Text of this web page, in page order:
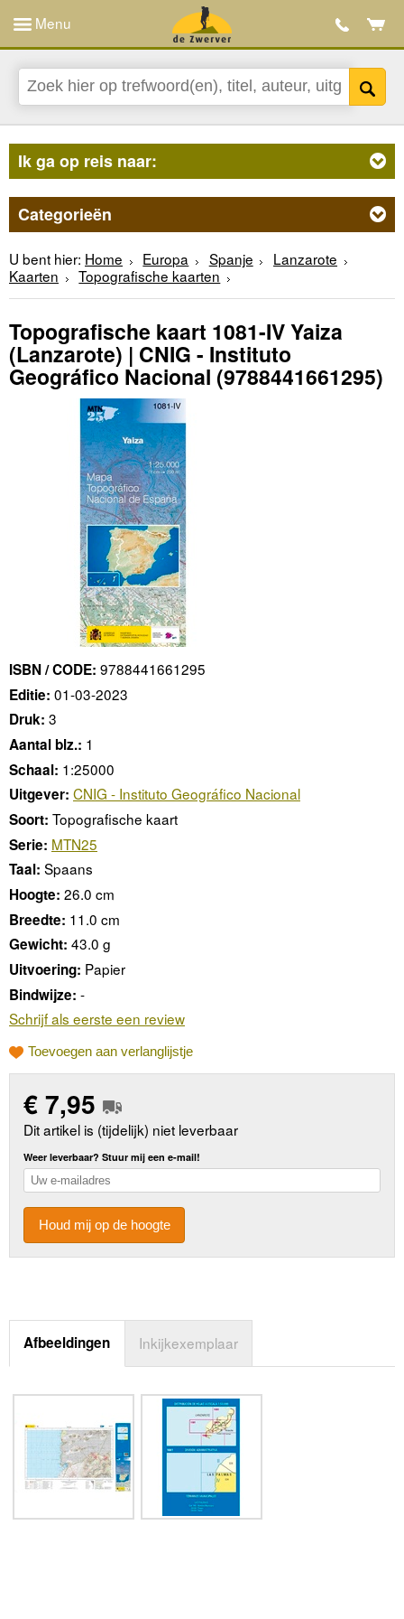
Menu
Ik ga op reis naar:
Categorieën
U bent hier: Home Europa Spanje
Lanzarote
Kaarten
Topografische kaarten
Topografische kaart 1081-IV Yaiza
(Lanzarote) | CNIG - Instituto
Geográfico Nacional (9788441661295)
ISBN / CODE: 9788441661295
Editie: 01-03-2023
Druk: 3
Aantal blz.: 1
Schaal: 1:25000
Uitgever: CNIG - Instituto Geográfico Nacional
Soort: Topografische kaart
Serie: MTN25
Taal: Spaans
Hoogte: 26.0 cm
Breedte: 11.0 cm
Gewicht: 43.0 g
Uitvoering: Papier
Bindwijze: -
Schrijf als eerste een review
Toevoegen aan verlanglijstje
€7,95
Dit artikel is (tijdelijk) niet leverbaar
Weer leverbaar? Stuur mij een e-mail!
Houd mij op de hoogte
Afbeeldingen Inkijkexemplaar